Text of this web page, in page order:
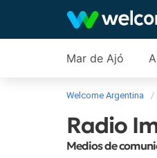
Mar de Ajó
Welcome Argentina
Radio
Medios de